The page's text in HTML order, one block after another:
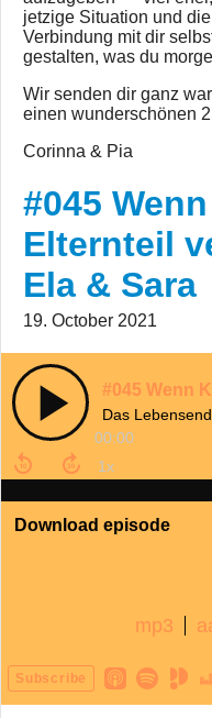
jetzige Situation und
Verbindung mit dir
gestalten, was du
Wir senden dir ganz
einen wunderschönen
Corinna & Pia
#045
Elternteil
Ela & Sara
19. October 2021
Das
00:00
Download episode
mp3
Subscribe